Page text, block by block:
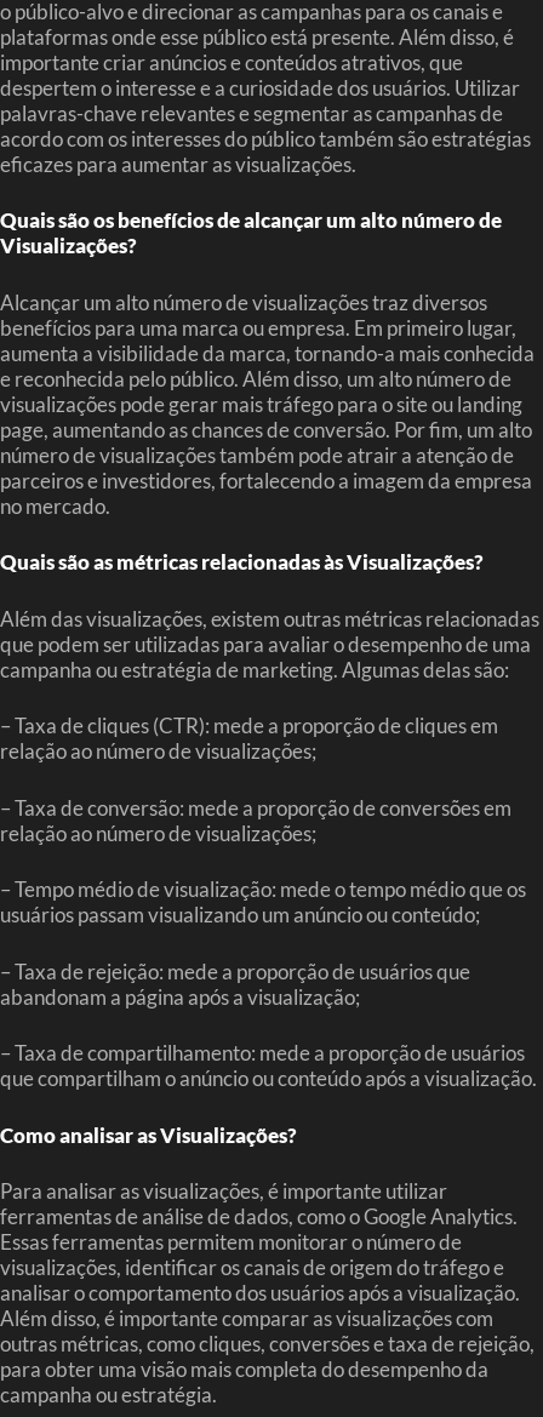
o público-alvo e direcionar as campanhas para os canais e
plataformas onde esse público está presente. Além disso, é
importante criar anúncios e conteúdos atrativos, que
despertem o interesse e a curiosidade dos usuários. Utilizar
palavras-chave relevantes e segmentar as campanhas de
acordo com os interesses do público também são estratégias
eficazes para aumentar as visualizações.
Quais são os benefícios de alcançar um alto número de
Visualizações?
Alcançar um alto número de visualizações traz diversos
benefícios para uma marca ou empresa. Em primeiro lugar,
aumenta a visibilidade da marca, tornando-a mais conhecida
e reconhecida pelo público. Além disso, um alto número de
visualizações pode gerar mais tráfego para o site ou landing
page, aumentando as chances de conversão. Por fim, um alto
número de visualizações também pode atrair a atenção de
parceiros e investidores, fortalecendo a imagem da empresa
no mercado.
Quais são as métricas relacionadas às Visualizações?
Além das visualizações, existem outras métricas relacionadas
que podem ser utilizadas para avaliar o desempenho de uma
campanha ou estratégia de marketing. Algumas delas são:
– Taxa de cliques (CTR): mede a proporção de cliques em
relação ao número de visualizações;
– Taxa de conversão: mede a proporção de conversões em
relação ao número de visualizações;
– Tempo médio de visualização: mede o tempo médio que os
usuários passam visualizando um anúncio ou conteúdo;
– Taxa de rejeição: mede a proporção de usuários que
abandonam a página após a visualização;
– Taxa de compartilhamento: mede a proporção de usuários
que compartilham o anúncio ou conteúdo após a visualização.
Como analisar as Visualizações?
Para analisar as visualizações, é importante utilizar
ferramentas de análise de dados, como o Google Analytics.
Essas ferramentas permitem monitorar o número de
visualizações, identificar os canais de origem do tráfego e
analisar o comportamento dos usuários após a visualização.
Além disso, é importante comparar as visualizações com
outras métricas, como cliques, conversões e taxa de rejeição,
para obter uma visão mais completa do desempenho da
campanha ou estratégia.